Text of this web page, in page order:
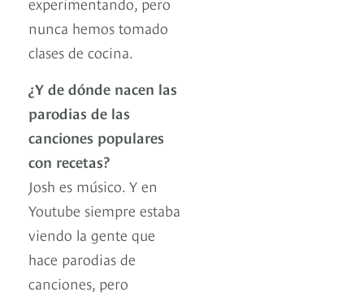
nunca hemos tomado
clases de cocina.
¿Y de dónde nacen las
parodias de las
canciones populares
con recetas?
Josh es músico. Y en
Youtube siempre estaba
viendo la gente que
hace parodias de
canciones, pero